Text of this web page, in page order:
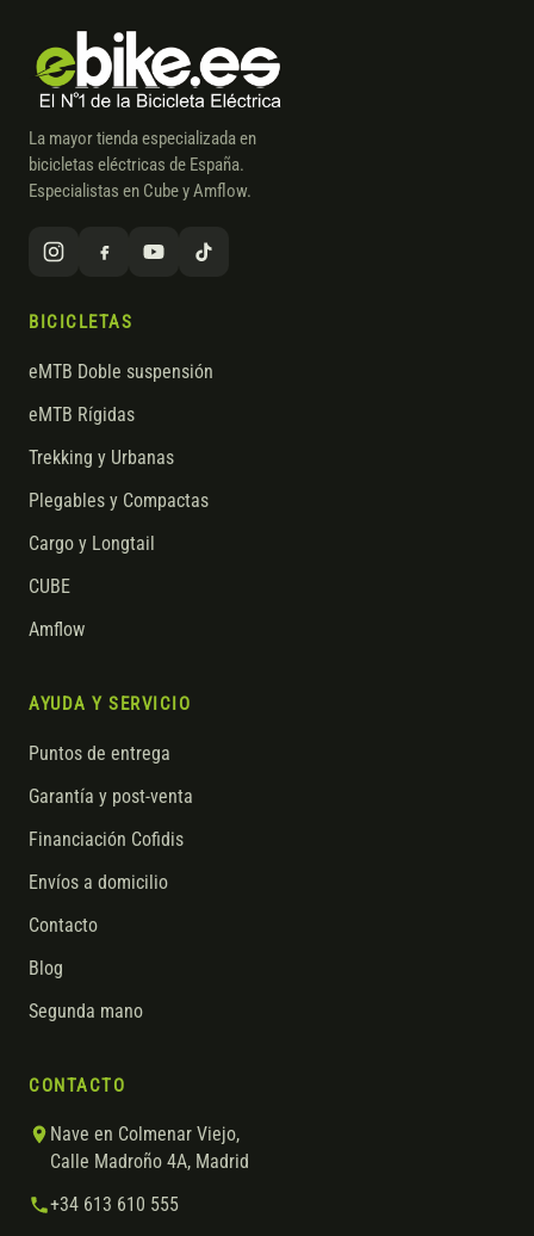
La mayor tienda especializada en
bicicletas eléctricas de España.
Especialistas en Cube y Amflow.
BICICLETAS
eMTB Doble suspensión
eMTB Rígidas
Trekking y Urbanas
Plegables y Compactas
Cargo y Longtail
CUBE
Amflow
AYUDA Y SERVICIO
Puntos de entrega
Garantía y post-venta
Financiación Cofidis
Envíos a domicilio
Contacto
Blog
Segunda mano
CONTACTO
Nave en Colmenar Viejo,
Calle Madroño 4A, Madrid
+34 613 610 555